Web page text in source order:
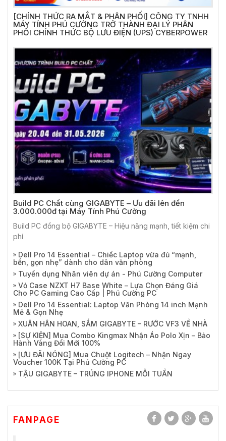
[CHÍNH THỨC RA MẮT & PHÂN PHỐI] CÔNG TY TNHH
MÁY TÍNH PHÚ CƯỜNG TRỞ THÀNH ĐẠI LÝ PHÂN
PHỐI CHÍNH THỨC BỘ LƯU ĐIỆN (UPS) CYBERPOWER
Build PC Chất cùng GIGABYTE – Ưu đãi lên đến
3.000.000đ tại Máy Tính Phú Cường
Build PC đồng bộ GIGABYTE – Hiệu năng mạnh, tiết kiệm chi
phí
Dell Pro 14 Essential – Chiếc Laptop vừa đủ “mạnh,
bền, gọn nhẹ” dành cho dân văn phòng
Tuyển dụng Nhân viên dự án - Phú Cường Computer
Vỏ Case NZXT H7 Base White – Lựa Chọn Đáng Giá
Cho PC Gaming Cao Cấp | Phú Cường PC
Dell Pro 14 Essential: Laptop Văn Phòng 14 inch Mạnh
Mẽ & Gọn Nhẹ
XUÂN HÂN HOAN, SẮM GIGABYTE – RƯỚC VF3 VỀ NHÀ
[SỰ KIỆN] Mua Combo Kingmax Nhận Áo Polo Xịn – Bảo
Hành Vàng Đổi Mới 100%
[ƯU ĐÃI NÓNG] Mua Chuột Logitech – Nhận Ngay
Voucher 100K Tại Phú Cường PC
TẬU GIGABYTE – TRÚNG IPHONE MỖI TUẦN
FANPAGE